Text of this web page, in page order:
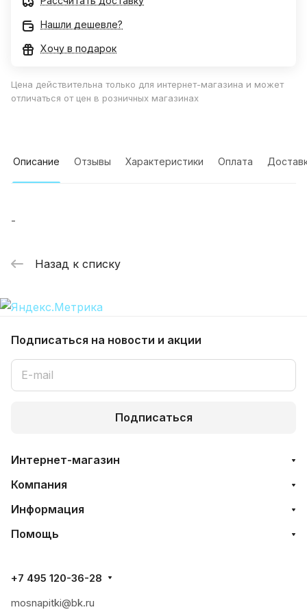
Нашли дешевле?
Хочу в подарок
Цена действительна только для интернет-магазина и может
отличаться от цен в розничных магазинах
Описание Отзывы Характеристики Оплата
-
Назад к списку
Подписаться на новости и акции
Подписаться
Интернет-магазин
Компания
Информация
Помощь
+7 495 120-36-28
mosnapitki@bk.ru